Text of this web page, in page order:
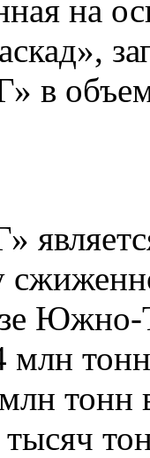
на
в
Южно-
тонн